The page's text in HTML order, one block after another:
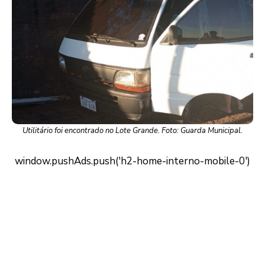
Utilitário foi encontrado no Lote Grande. Foto: Guarda Municipal.